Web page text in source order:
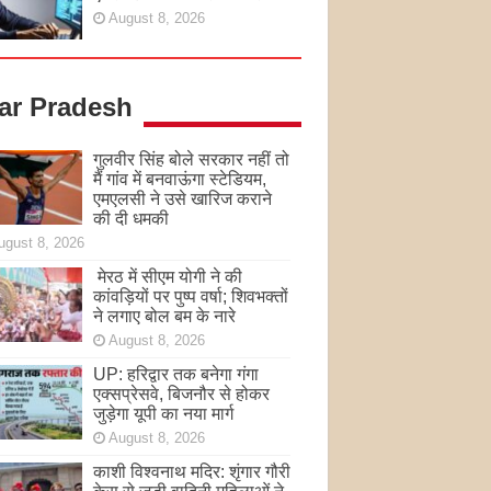
August 8, 2026
Pradesh
गुलवीर सिंह बोले सरकार नहीं तो
मैं गांव में बनवाऊंगा स्टेडियम,
एमएलसी ने उसे खारिज कराने
की दी धमकी
8, 2026
मेरठ में सीएम योगी ने की
कांवड़ियों पर पुष्प वर्षा; शिवभक्तों
ने लगाए बोल बम के नारे
August 8, 2026
UP: हरिद्वार तक बनेगा गंगा
एक्सप्रेसवे, बिजनौर से होकर
जुड़ेगा यूपी का नया मार्ग
August 8, 2026
काशी विश्वनाथ मदिर: शृंगार गौरी